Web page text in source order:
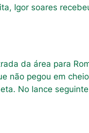
Igor soares
da área para
não pegou em
No lance